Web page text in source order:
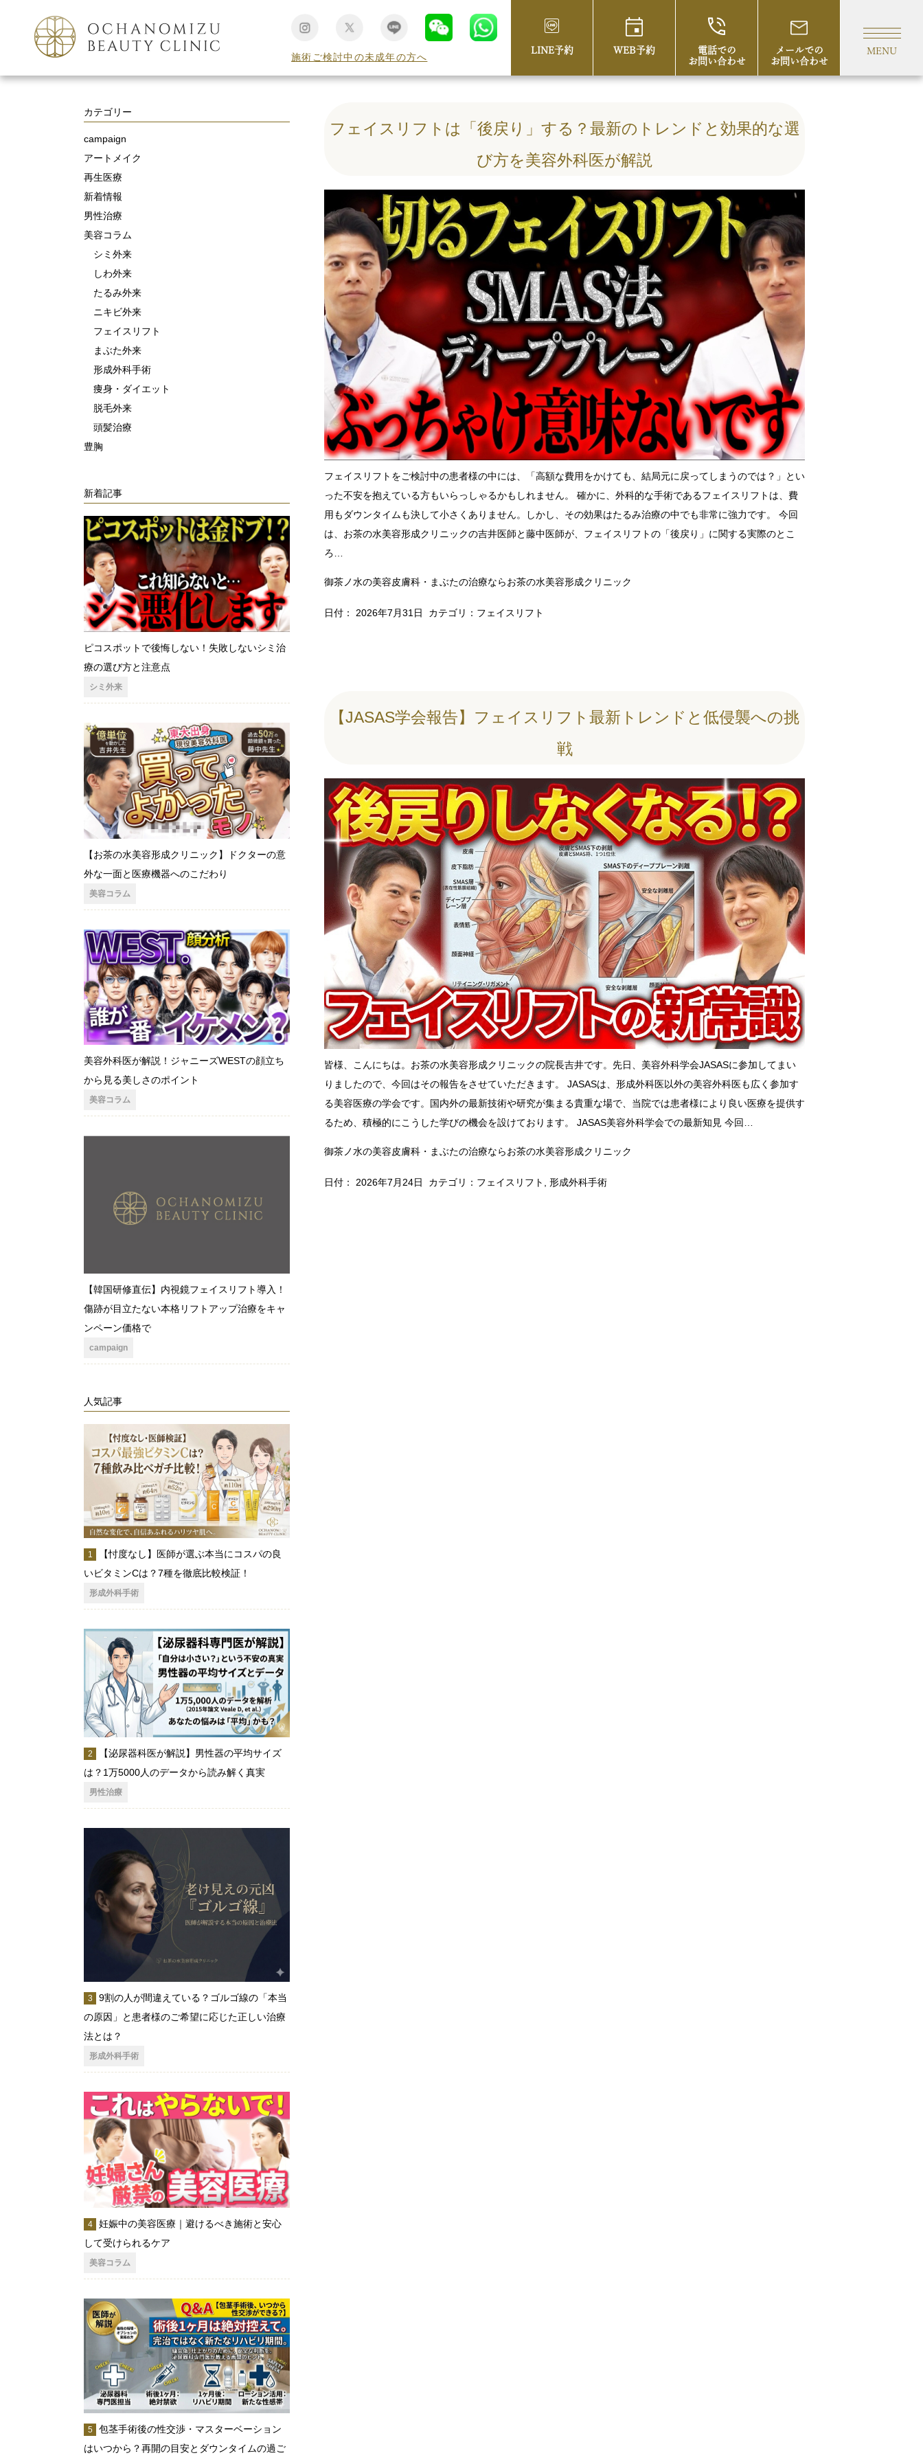
施術ご検討中の未成年の方へ
LINE予約 WEB予約
電話での
お問い合わせ
メールでの
お問い合わせ
MENU
TOP フェイスリフト
フェイスリフトは「後戻り」する？最新のトレンドと効果的な選
び方を美容外科医が解説
フェイスリフトをご検討中の患者様の中には、「高額な費用をかけても、結局元に戻ってしまうのでは？」とい
った不安を抱えている方もいらっしゃるかもしれません。 確かに、外科的な手術であるフェイスリフトは、費
用もダウンタイムも決して小さくありません。しかし、その効果はたるみ治療の中でも非常に強力です。 今回
は、お茶の水美容形成クリニックの吉井医師と藤中医師が、フェイスリフトの「後戻り」に関する実際のとこ
ろ…
御茶ノ水の美容皮膚科・まぶたの治療ならお茶の水美容形成クリニック
日付： 2026年7月31日 カテゴリ： フェイスリフト
【JASAS学会報告】フェイスリフト最新トレンドと低侵襲への挑
戦
皆様、こんにちは。お茶の水美容形成クリニックの院長吉井です。先日、美容外科学会JASASに参加してまい
りましたので、今回はその報告をさせていただきます。 JASASは、形成外科医以外の美容外科医も広く参加す
る美容医療の学会です。国内外の最新技術や研究が集まる貴重な場で、当院では患者様により良い医療を提供す
るため、積極的にこうした学びの機会を設けております。 JASAS美容外科学会での最新知見 今回…
御茶ノ水の美容皮膚科・まぶたの治療ならお茶の水美容形成クリニック
日付： 2026年7月24日 カテゴリ： フェイスリフト 形成外科手術
カテゴリー
campaign
アートメイク
再生医療
新着情報
男性治療
美容コラム
シミ外来
しわ外来
たるみ外来
ニキビ外来
フェイスリフト
まぶた外来
形成外科手術
痩身・ダイエット
脱毛外来
頭髪治療
豊胸
新着記事
ピコスポットで後悔しない！失敗しないシミ治
療の選び方と注意点
シミ外来
【お茶の水美容形成クリニック】ドクターの意
外な一面と医療機器へのこだわり
美容コラム
美容外科医が解説！ジャニーズWESTの顔立ち
から見る美しさのポイント
美容コラム
【韓国研修直伝】内視鏡フェイスリフト導入！
傷跡が目立たない本格リフトアップ治療をキャ
ンペーン価格で
campaign
人気記事
【忖度なし】医師が選ぶ本当にコスパの良
いビタミンCは？7種を徹底比較検証！
形成外科手術
【泌尿器科医が解説】男性器の平均サイズ
は？1万5000人のデータから読み解く真実
男性治療
9割の人が間違えている？ゴルゴ線の「本当
の原因」と患者様のご希望に応じた正しい治療
法とは？
形成外科手術
妊娠中の美容医療｜避けるべき施術と安心
して受けられるケア
美容コラム
包茎手術後の性交渉・マスターベーション
はいつから？再開の目安とダウンタイムの過ご